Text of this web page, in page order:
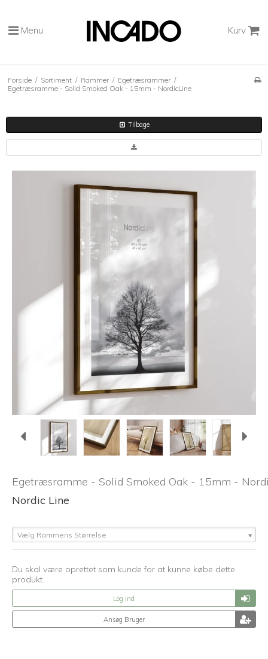
Menu Kurv
Forside / Sortiment / Rammer / Egetræsrammer /
Egetræsramme - Solid Smoked Oak - 15mm - NordicLine
Tilbage
Egetræsramme - Solid Smoked Oak - 15mm -
Nordic Line
Vælg Rammens Størrelse
Du skal være oprettet som kunde for at kunne købe dette
produkt.
Log ind
Ansøg Bruger